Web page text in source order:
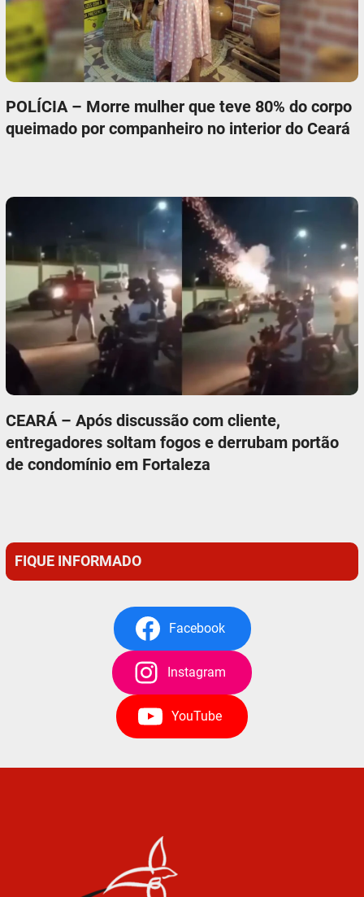
POLÍCIA – Morre mulher que teve 80% do corpo
queimado por companheiro no interior do Ceará
CEARÁ – Após discussão com cliente,
entregadores soltam fogos e derrubam portão
de condomínio em Fortaleza
FIQUE INFORMADO
Facebook
Instagram
YouTube